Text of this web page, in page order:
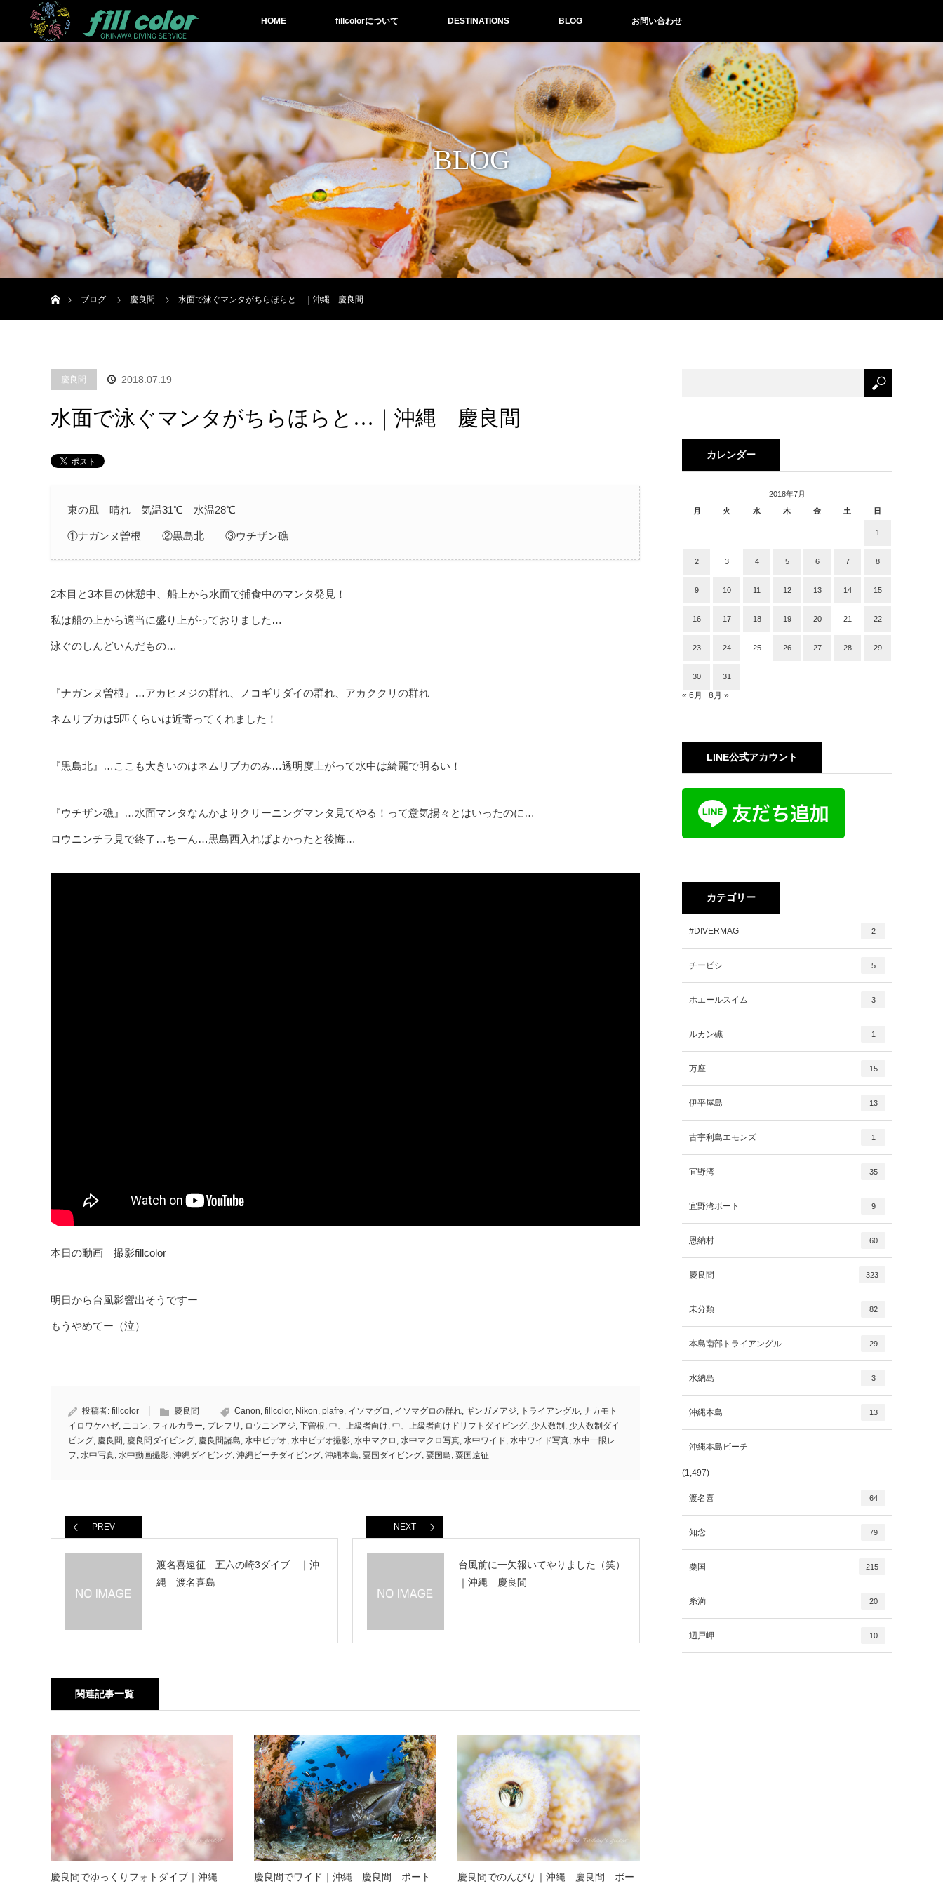
HOME fillcolorについて DESTINATIONS BLOG お問い合わせ
BLOG
ブログ
慶良間 水面で泳ぐマンタがちらほらと…｜沖縄 慶良間
慶良間 2018.07.19
水面で泳ぐマンタがちらほらと…｜沖縄 慶良間
東の風 晴れ 気温31℃ 水温28℃
①ナガンヌ曽根 ②黒島北 ③ウチザン礁
2本目と3本目の休憩中、船上から水面で捕食中のマンタ発見！
私は船の上から適当に盛り上がっておりました…
泳ぐのしんどいんだもの…
『ナガンヌ曽根』…アカヒメジの群れ、ノコギリダイの群れ、アカククリの群れ
ネムリブカは5匹くらいは近寄ってくれました！
『黒島北』…ここも大きいのはネムリブカのみ…透明度上がって水中は綺麗で明るい！
『ウチザン礁』…水面マンタなんかよりクリーニングマンタ見てやる！って意気揚々とはいったのに…
ロウニンチラ見で終了…ちーん…黒島西入ればよかったと後悔…
本日の動画 撮影fillcolor
明日から台風影響出そうですー
もうやめてー（泣）
投稿者: fillcolor 慶良間 Canon fillcolor, Nikon plafre イソマグロ イソマグロの群れ ギンガメアジ トライアングル ナカモト
イロワケハゼ ニコン フィルカラー プレフリ ロウニンアジ 下曽根 中、上級者向け 中、上級者向けドリフトダイビング 少人数制 少人数制ダイ
ビング 慶良間 慶良間ダイビング 慶良間諸島 水中ビデオ 水中ビデオ撮影 水中マクロ 水中マクロ写真 水中ワイド 水中ワイド写真 水中一眼レ
フ 水中写真 水中動画撮影 沖縄ダイビング 沖縄ビーチダイビング 沖縄本島 粟国ダイビング 粟国島 粟国遠征
PREV
渡名喜遠征 五六の崎3ダイブ ｜沖
縄 渡名喜島
NEXT
台風前に一矢報いてやりました（笑）
｜沖縄 慶良間
関連記事一覧
慶良間でゆっくりフォトダイブ｜沖縄 慶良間でワイド｜沖縄 慶良間 ボート 慶良間でのんびり｜沖縄 慶良間 ボー
カレンダー
2018年7月
月
火 水 木 金 土 日
1
2 3 4 5 6 7 8
9 10 11 12 13 14 15
16 17 18 19 20 21 22
23 24 25 26 27 28 29
30 31
« 6月 8月 »
LINE公式アカウント
カテゴリー
#DIVERMAG 2
チービシ 5
ホエールスイム 3
ルカン礁 1
万座 15
伊平屋島 13
古宇利島エモンズ 1
宜野湾 35
宜野湾ボート 9
恩納村 60
慶良間 323
未分類 82
本島南部トライアングル 29
水納島 3
沖縄本島 13
沖縄本島ビーチ
(1,497)
渡名喜 64
知念 79
粟国 215
糸満 20
辺戸岬 10